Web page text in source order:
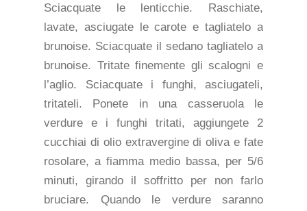
Sciacquate le lenticchie. Raschiate,
lavate, asciugate le carote e tagliatelo a
brunoise. Sciacquate il sedano tagliatelo a
brunoise. Tritate finemente gli scalogni e
l’aglio. Sciacquate i funghi, asciugateli,
tritateli. Ponete in una casseruola le
verdure e i funghi tritati, aggiungete 2
cucchiai di olio extravergine di oliva e fate
rosolare, a fiamma medio bassa, per 5/6
minuti, girando il soffritto per non farlo
bruciare. Quando le verdure saranno